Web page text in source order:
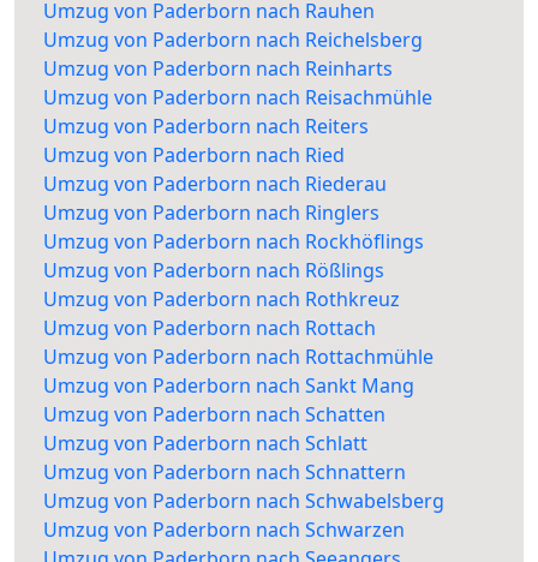
Umzug von Paderborn nach Rauhen
Umzug von Paderborn nach Reichelsberg
Umzug von Paderborn nach Reinharts
Umzug von Paderborn nach Reisachmühle
Umzug von Paderborn nach Reiters
Umzug von Paderborn nach Ried
Umzug von Paderborn nach Riederau
Umzug von Paderborn nach Ringlers
Umzug von Paderborn nach Rockhöflings
Umzug von Paderborn nach Rößlings
Umzug von Paderborn nach Rothkreuz
Umzug von Paderborn nach Rottach
Umzug von Paderborn nach Rottachmühle
Umzug von Paderborn nach Sankt Mang
Umzug von Paderborn nach Schatten
Umzug von Paderborn nach Schlatt
Umzug von Paderborn nach Schnattern
Umzug von Paderborn nach Schwabelsberg
Umzug von Paderborn nach Schwarzen